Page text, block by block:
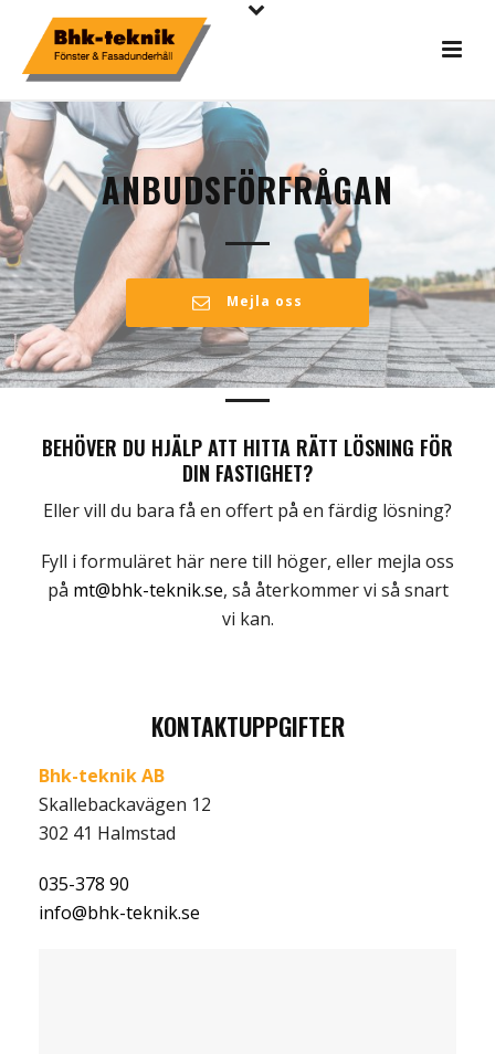
ANBUDSFÖRFRÅGAN
Mejla oss
BEHÖVER DU HJÄLP ATT HITTA RÄTT LÖSNING FÖR
DIN FASTIGHET?
Eller vill du bara få en offert på en färdig lösning?
Fyll i formuläret här nere till höger, eller mejla oss
på mt@bhk-teknik.se, så återkommer vi så snart
vi kan.
KONTAKTUPPGIFTER
Bhk-teknik AB
Skallebackavägen 12
302 41 Halmstad
035-378 90
info@bhk-teknik.se